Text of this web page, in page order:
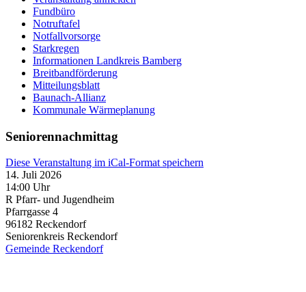
Fundbüro
Notruftafel
Notfallvorsorge
Starkregen
Informationen Landkreis Bamberg
Breitbandförderung
Mitteilungsblatt
Baunach-Allianz
Kommunale Wärmeplanung
Seniorennachmittag
Diese Veranstaltung im iCal-Format speichern
14. Juli 2026
14:00 Uhr
R Pfarr- und Jugendheim
Pfarrgasse 4
96182 Reckendorf
Seniorenkreis Reckendorf
Gemeinde Reckendorf